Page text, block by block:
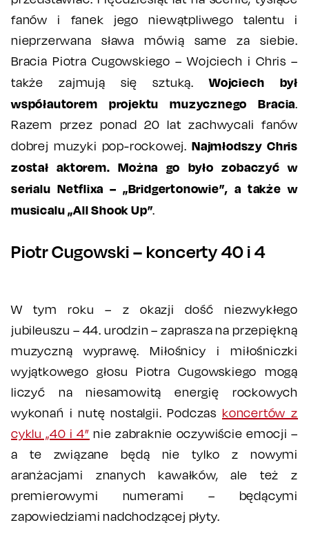
fanów i fanek jego niewątpliwego talentu i
nieprzerwana sława mówią same za siebie.
Bracia Piotra Cugowskiego – Wojciech i Chris –
także zajmują się sztuką.Wojciech był
współautorem projektu muzycznego Bracia.
Razem przez ponad 20 lat zachwycali fanów
dobrej muzyki pop-rockowej. Najmłodszy Chris
został aktorem. Można go było zobaczyć w
serialu Netflixa – „Bridgertonowie”, a także w
musicalu „All Shook Up”.
Piotr Cugowski – koncerty 40 i 4
W tym roku – z okazji dość niezwykłego
jubileuszu – 44. urodzin – zaprasza na przepiękną
muzyczną wyprawę. Miłośnicy i miłośniczki
wyjątkowego głosu Piotra Cugowskiego mogą
liczyć na niesamowitą energię rockowych
wykonań i nutę nostalgii. Podczas koncertów z
cyklu „40 i 4” nie zabraknie oczywiście emocji –
a te związane będą nie tylko z nowymi
aranżacjami znanych kawałków, ale też z
premierowymi numerami – będącymi
zapowiedziami nadchodzącej płyty.